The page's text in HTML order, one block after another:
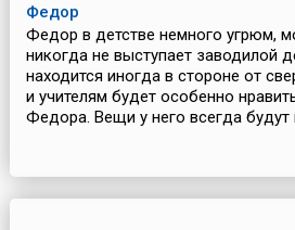
Федор
Федор в детстве немного угрюм,
никогда не выступает заводилой
находится иногда в стороне от
и учителям будет особенно
Федора. Вещи у него всегда будут